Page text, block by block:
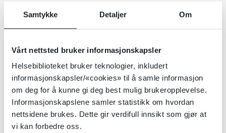
Samtykke Detaljer Om
Vårt nettsted bruker informasjonskapsler
Helsebiblioteket bruker teknologier, inkludert
informasjonskapsler/«cookies» til å samle informasjon
om deg for å kunne gi deg best mulig brukeropplevelse.
Informasjonskapslene samler statistikk om hvordan
nettsidene brukes. Dette gir verdifull innsikt som gjør at
vi kan forbedre oss.
Pasientsikkerhetskampanjen
Pasientsikkerhets-programmet
har liten innvirkning
Senter for omsorgsforskning 2020